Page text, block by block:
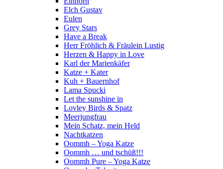
Elch Gustav
Eulen
Grey Stars
Have a Break
Herr Fröhlich & Fräulein Lustig
Herzen & Happy in Love
Karl der Marienkäfer
Katze + Kater
Kuh + Bauernhof
Lama Spucki
Let the sunshine in
Lovley Birds & Spatz
Meerjungfrau
Mein Schatz, mein Held
Nachtkatzen
Oommh – Yoga Katze
Oommh … und tschüß!!!
Oommh Pure – Yoga Katze